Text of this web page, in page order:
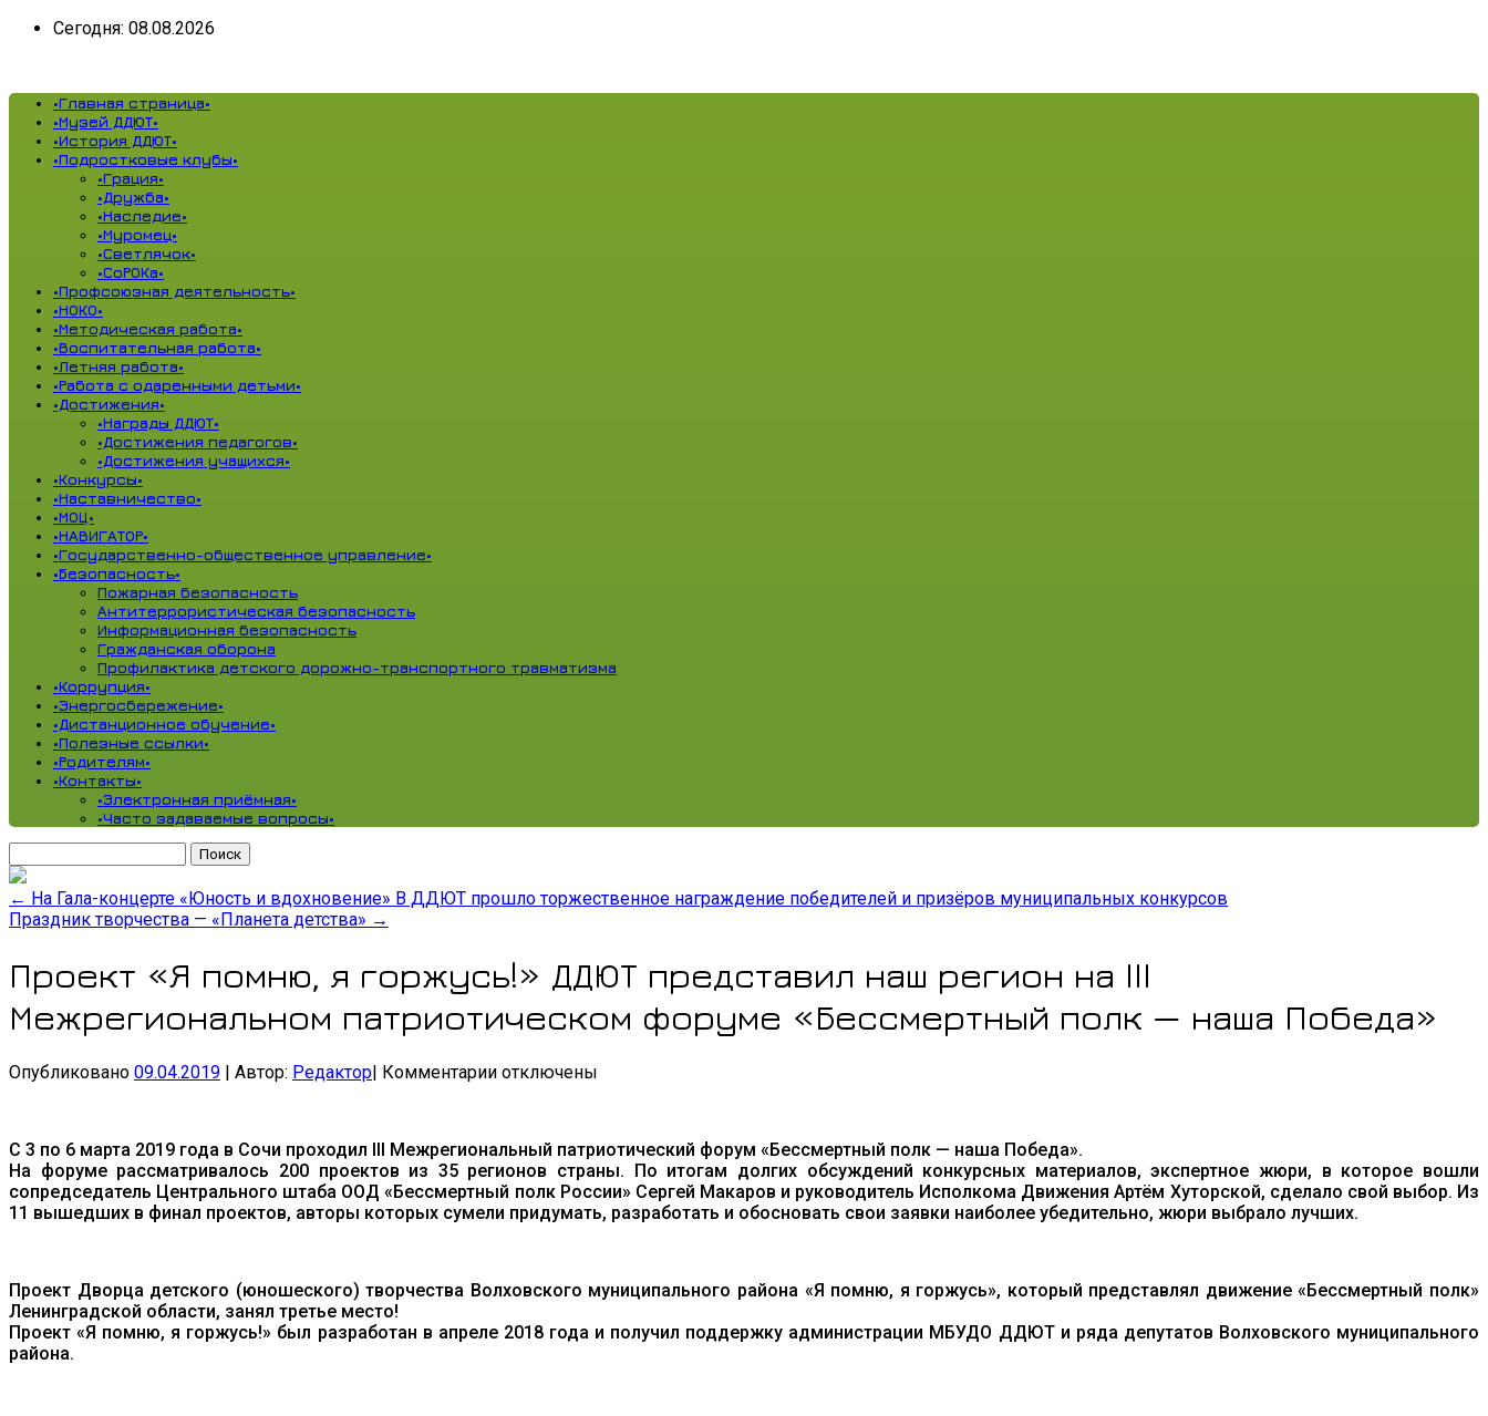
Сегодня: 08.08.2026
•Главная страница•
•Музей ДДЮТ•
•История ДДЮТ•
•Подростковые клубы•
•Грация•
•Дружба•
•Наследие•
•Муромец•
•Светлячок•
•СоРОКа•
•Профсоюзная деятельность•
•НОКО•
•Методическая работа•
•Воспитательная работа•
•Летняя работа•
•Работа с одаренными детьми•
•Достижения•
•Награды ДДЮТ•
•Достижения педагогов•
•Достижения учащихся•
•Конкурсы•
•Наставничество•
•МОЦ•
•НАВИГАТОР•
•Государственно-общественное управление•
•Безопасность•
Пожарная безопасность
Антитеррористическая безопасность
Информационная безопасность
Гражданская оборона
Профилактика детского дорожно-транспортного травматизма
•Коррупция•
•Энергосбережение•
•Дистанционное обучение•
•Полезные ссылки•
•Родителям•
•Контакты•
•Электронная приёмная•
•Часто задаваемые вопросы•
← На Гала-концерте «Юность и вдохновение» В ДДЮТ прошло торжественное награждение победителей и призёров муниципальных конкурсов
Праздник творчества — «Планета детства» →
Проект «Я помню, я горжусь!» ДДЮТ представил наш регион на III
Межрегиональном патриотическом форуме «Бессмертный полк — наша Победа»
Опубликовано 09.04.2019 | Автор: Редактор| Комментариик
помню,
я
горжусь!»
ДДЮТ
регион на
III
Межрегиональном
патриотическом
отключены
С 3 по 6 марта 2019 года в Сочи проходил III Межрегиональный патриотический форум «Бессмертный полк — наша Победа».
На форуме рассматривалось 200 проектов из 35 регионов страны. По итогам долгих обсуждений конкурсных материалов, экспертное жюри, в которое вошли
сопредседатель Центрального штаба ООД «Бессмертный полк России» Сергей Макаров и руководитель Исполкома Движения Артём Хуторской, сделало свой выбор. Из
11 вышедших в финал проектов, авторы которых сумели придумать, разработать и обосновать свои заявки наиболее убедительно, жюри выбрало лучших.
Проект Дворца детского (юношеского) творчества Волховского муниципального района «Я помню, я горжусь», который представлял движение «Бессмертный полк»
Ленинградской области, занял третье место!
Проект «Я помню, я горжусь!» был разработан в апреле 2018 года и получил поддержку администрации МБУДО ДДЮТ и ряда депутатов Волховского муниципального
района.